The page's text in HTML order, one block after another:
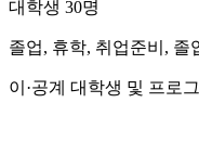
대학생 30명
졸업, 휴학, 취업준비, 졸
이·공계 대학생 및 프로